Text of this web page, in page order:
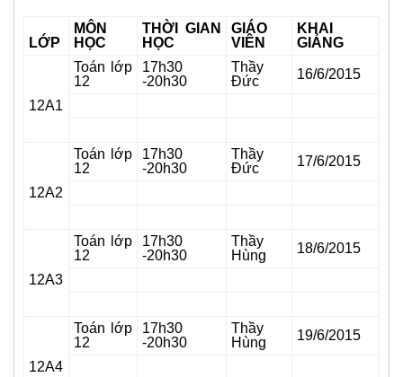
LỚP
MÔN
HỌC
THỜI GIAN
HỌC
GIÁO
VIÊN
KHAI
GIẢNG
12A1
Toán lớp
12
17h30
-20h30
Thầy
Đức
16/6/2015
12A2
Toán lớp
12
17h30
-20h30
Thầy
Đức
17/6/2015
12A3
Toán lớp
12
17h30
-20h30
Thầy
Hùng
18/6/2015
12A4
Toán lớp
12
17h30
-20h30
Thầy
Hùng
19/6/2015